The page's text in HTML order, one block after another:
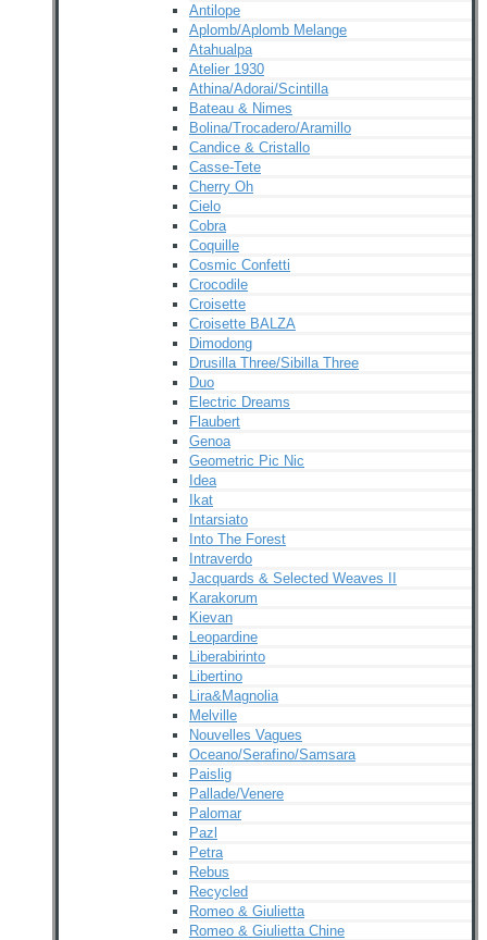
Antilope
Aplomb/Aplomb Melange
Atahualpa
Atelier 1930
Athina/Adorai/Scintilla
Bateau & Nimes
Bolina/Trocadero/Aramillo
Candice & Cristallo
Casse-Tete
Cherry Oh
Cielo
Cobra
Coquille
Cosmic Confetti
Crocodile
Croisette
Croisette BALZA
Dimodong
Drusilla Three/Sibilla Three
Duo
Electric Dreams
Flaubert
Genoa
Geometric Pic Nic
Idea
Ikat
Intarsiato
Into The Forest
Intraverdo
Jacquards & Selected Weaves II
Karakorum
Kievan
Leopardine
Liberabirinto
Libertino
Lira&Magnolia
Melville
Nouvelles Vagues
Oceano/Serafino/Samsara
Paislig
Pallade/Venere
Palomar
Pazl
Petra
Rebus
Recycled
Romeo & Giulietta
Romeo & Giulietta Chine